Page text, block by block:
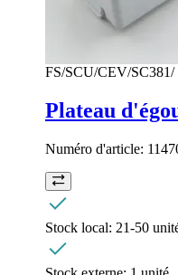
FS/SCU/CEV/
Plateau
Numéro d'article:
Stock local: 21-50